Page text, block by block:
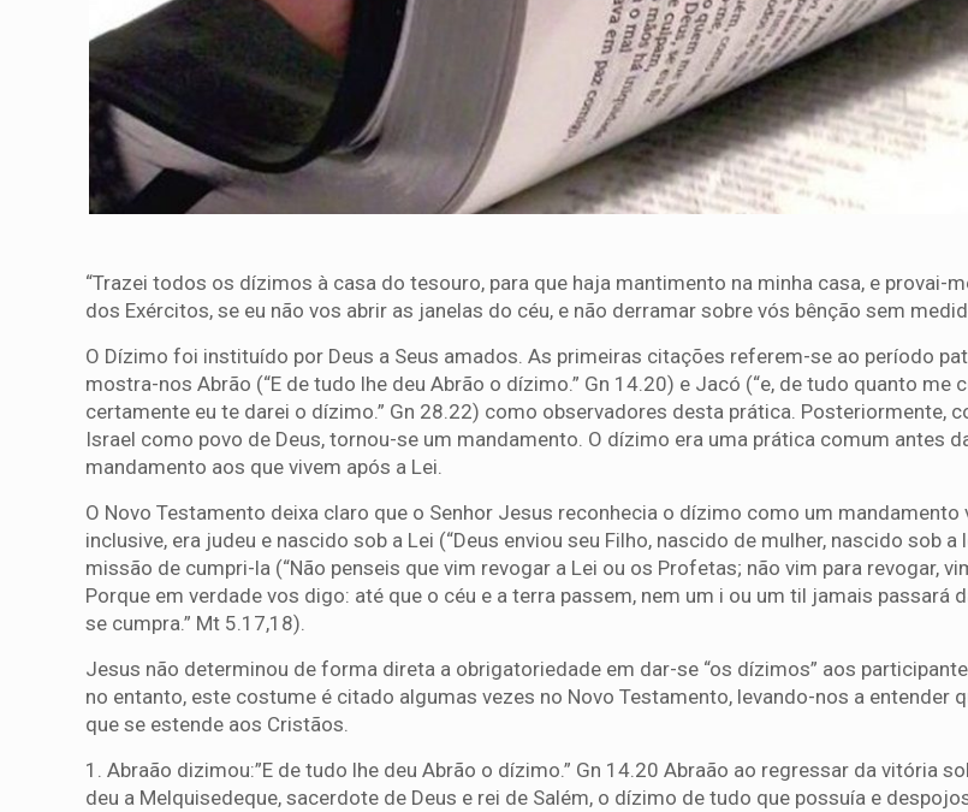
“Trazei todos os dízimos à casa do tesouro, para que haja mantimento na minha casa, e provai-
dos Exércitos, se eu não vos abrir as janelas do céu, e não derramar sobre vós bênção sem
O Dízimo foi instituído por Deus a Seus amados. As primeiras citações referem-se ao período
mostra-nos Abrão (“E de tudo lhe deu Abrão o dízimo.” Gn 14.20) e Jacó (“e, de tudo quanto me
certamente eu te darei o dízimo.” Gn 28.22) como observadores desta prática. Posteriormente,
Israel como povo de Deus, tornou-se um mandamento. O dízimo era uma prática comum antes
mandamento aos que vivem após a Lei.
O Novo Testamento deixa claro que o Senhor Jesus reconhecia o dízimo como um mandamento
inclusive, era judeu e nascido sob a Lei (“Deus enviou seu Filho, nascido de mulher, nascido sob a
missão de cumpri-la (“Não penseis que vim revogar a Lei ou os Profetas; não vim para revogar,
Porque em verdade vos digo: até que o céu e a terra passem, nem um i ou um til jamais passará
se cumpra.” Mt 5.17,18).
Jesus não determinou de forma direta a obrigatoriedade em dar-se “os dízimos” aos
no entanto, este costume é citado algumas vezes no Novo Testamento, levando-nos a entender
que se estende aos Cristãos.
1. Abraão dizimou:”E de tudo lhe deu Abrão o dízimo.” Gn 14.20 Abraão ao regressar da vitória
deu a Melquisedeque, sacerdote de Deus e rei de Salém, o dízimo de tudo que possuía e